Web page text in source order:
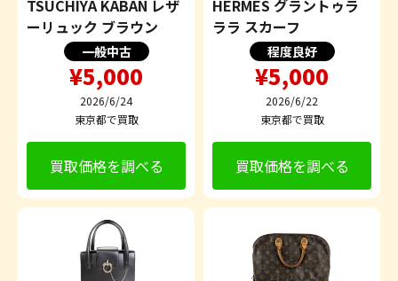
TSUCHIYA KABAN レザ
ーリュック ブラウン
一般中古
¥5,000
2026/6/24
東京都で買取
買取価格を調べる
HERMES グラントゥラ
ララ スカーフ
程度良好
¥5,000
2026/6/22
東京都で買取
買取価格を調べる